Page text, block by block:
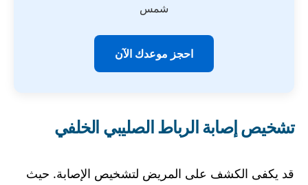
شمس
احجز موعدك الآن
تشخيص إصابة الرباط الصليبي الخلفي
قد يكفى الكشف على المريض لتشخيص الإصابة. حيث